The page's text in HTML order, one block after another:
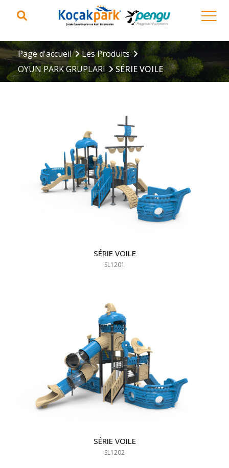
Page d'accueil
Les Produits
OYUN PARK GRUPLARI
SÉRIE VOILE
SÉRIE VOILE
SL1201
SÉRIE VOILE
SL1202